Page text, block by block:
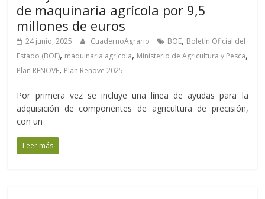
de maquinaria agrícola por 9,5
millones de euros
24 junio, 2025 CuadernoAgrario BOE, Boletín Oficial del
Estado (BOE), maquinaria agrícola, Ministerio de Agricultura y Pesca,
Plan RENOVE, Plan Renove 2025
Por primera vez se incluye una línea de ayudas para la
adquisición de componentes de agricultura de precisión,
con un
Leer más